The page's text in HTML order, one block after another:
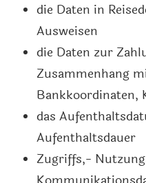
die Daten in
Ausweisen
die Daten zur
Zusammenhang
Bankkoordinaten,
das
Aufenthaltsdauer
Zugriffs,-